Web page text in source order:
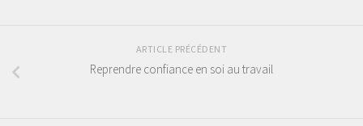
ARTICLE PRÉCÉDENT
Reprendre confiance en soi au travail